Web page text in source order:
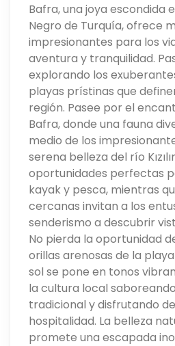
Bafra, una joya escondida
Negro de Turquía, ofrece
impresionantes para los
aventura y tranquilidad.
explorando los
playas prístinas que
región. Pasee por el
Bafra, donde una fauna
medio de los
serena belleza del río
oportunidades perfectas
kayak y pesca, mientras
cercanas invitan a los
senderismo a descubrir
No pierda la oportunidad
orillas arenosas de la
sol se pone en tonos
la cultura local
tradicional y disfrutando
hospitalidad. La belleza
promete una escapada